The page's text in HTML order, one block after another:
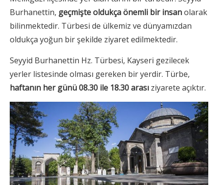
Burhanettin, geçmişte oldukça önemli bir insanolarak
bilinmektedir. Türbesi de ülkemiz ve dünyamızdan
oldukça yoğun bir şekilde ziyaret edilmektedir.
Seyyid Burhanettin Hz. Türbesi, Kayseri gezilecek
yerler listesinde olması gereken bir yerdir. Türbe,
haftanın her günü 08.30 ile 18.30 arası ziyarete açıktır.